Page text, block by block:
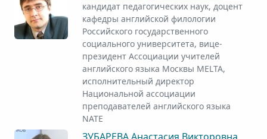
кандидат педагогических наук, доцент
кафедры английской филологии
Российского государственного
социального университета, вице-
президент Ассоциации учителей
английского языка Москвы MELTA,
исполнительный директор
Национальной ассоциации
преподавателей английского языка
NATE